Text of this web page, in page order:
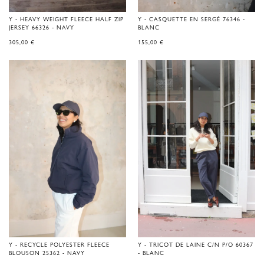
Y - HEAVY WEIGHT FLEECE HALF ZIP
JERSEY 66326 - NAVY
305,00 €
Y - CASQUETTE EN SERGÉ 76346 -
BLANC
155,00 €
Y - RECYCLE POLYESTER FLEECE
BLOUSON 25362 - NAVY
Y - TRICOT DE LAINE C/N P/O 60367
- BLANC